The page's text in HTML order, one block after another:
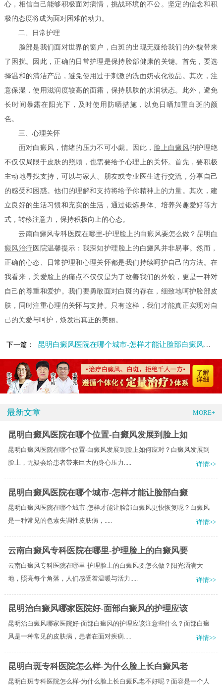
心，相信自己能够积极面对病情，挑战环境的不公。坚定的信念和积
极的态度将成为面对困难的动力。
二、日常护理
脸部是我们面对世界的窗户，白斑的出现无疑给我们的外貌带来
了困扰。因此，正确的日常护理是保持脸部健康的关键。首先，要选
择温和的清洁产品，避免使用过于刺激的洗面奶或化妆品。其次，注
意保湿，使用滋润度较高的面霜，保持肌肤的水润状态。此外，避免
长时间暴露在阳光下，及时使用防晒措施，以免日晒加重白斑的颜
色。
三、心理关怀
面对白癜风，情绪的压力不可小觑。因此， 脸上白癜风的护理绝
不仅仅局限于皮肤的照顾，也需要给予心理上的关怀。首先，要积极
主动地寻找支持，可以与家人、朋友或专业医生进行交流，分享自己
的感受和困惑。他们的理解和支持将给予你精神上的力量。其次，建
立良好的生活习惯和充实的生活，通过锻炼身体、培养兴趣爱好等方
式，转移注意力，保持积极向上的心态。
云南白癜风专科医院在哪里-护理脸上的白癜风要怎么做？昆明 白
癜风治疗 医院温馨提示：我深知护理脸上的白癜风并非易事。然而，
正确的心态、日常护理和心理关怀都是我们持续呵护自己的方法。在
我看来，关爱脸上的痛点不仅仅是为了改善我们的外貌，更是一种对
自己的尊重和爱护。我们要勇敢面对白斑的存在，细致地呵护脸部皮
肤，同时注重心理的关怀与支持。只有这样，我们才能真正实现对自
己的关爱与呵护，焕发出真正的美丽。
下一篇： 昆明白癜风医院在哪个城市-怎样才能让脸部白癜风更快恢复呢
最新文章 MORE+
昆明白癜风医院在哪个位置-白癜风发展到脸上如
昆明白癜风医院在哪个位置-白癜风发展到脸上如何应对？白癜风发展到
脸上，无疑会给患者带来巨大的身心压力.....
详情>>
昆明白癜风医院在哪个城市-怎样才能让脸部白癜
昆明白癜风医院在哪个城市-怎样才能让脸部白癜风更快恢复呢？​白癜风
是一种常见的色素失调性皮肤病，.....
详情>>
云南白癜风专科医院在哪里-护理脸上的白癜风要
云南白癜风专科医院在哪里-护理脸上的白癜风要怎么做？阳光洒满大
地，照亮每个角落，人们感受着温暖与活力.....
详情>>
昆明治白癜风哪家医院好-面部白癜风的护理应该
昆明治白癜风哪家医院好-面部白癜风的护理应该注意些什么？面部白癜
风是一种常见的皮肤病，患者在面对疾病.....
详情>>
昆明白斑专科医院怎么样-为什么脸上长白癜风老
昆明白斑专科医院怎么样-为什么脸上长白癜风老不好呢？面容是一个人